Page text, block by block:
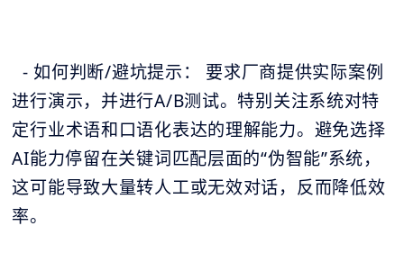
- 如何判断/避坑提示： 要求厂商提供实际案例
进行演示，并进行A/B测试。特别关注系统对特
定行业术语和口语化表达的理解能力。避免选择
AI能力停留在关键词匹配层面的“伪智能”系统，
这可能导致大量转人工或无效对话，反而降低效
率。